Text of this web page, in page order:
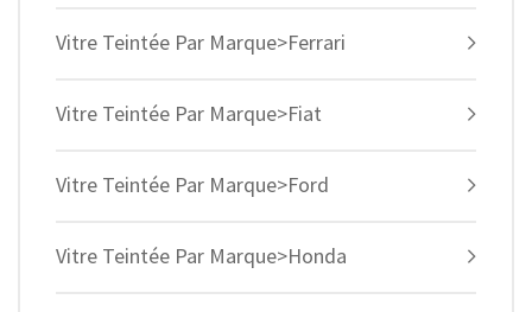
Vitre Teintée Par Marque>Ferrari
Vitre Teintée Par Marque>Fiat
Vitre Teintée Par Marque>Ford
Vitre Teintée Par Marque>Honda